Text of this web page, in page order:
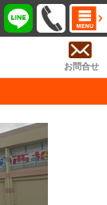
お問合せ